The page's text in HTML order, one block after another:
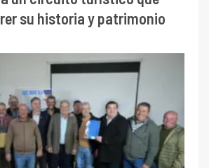
su historia y patrimonio